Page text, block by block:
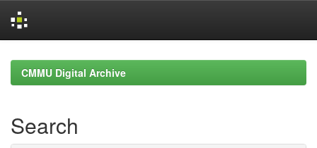
navigationCMMU Digital Archive
Search